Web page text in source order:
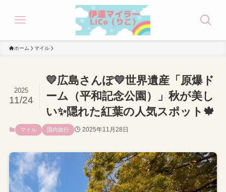
ホーム マイル
💛広島さんぽ💛世界遺産「原爆ド
ーム（平和記念公園）」秋が美し
い✨隠れた紅葉の人気スポット🍁
2025
11/24
マイル 国内旅行 2025年11月28日